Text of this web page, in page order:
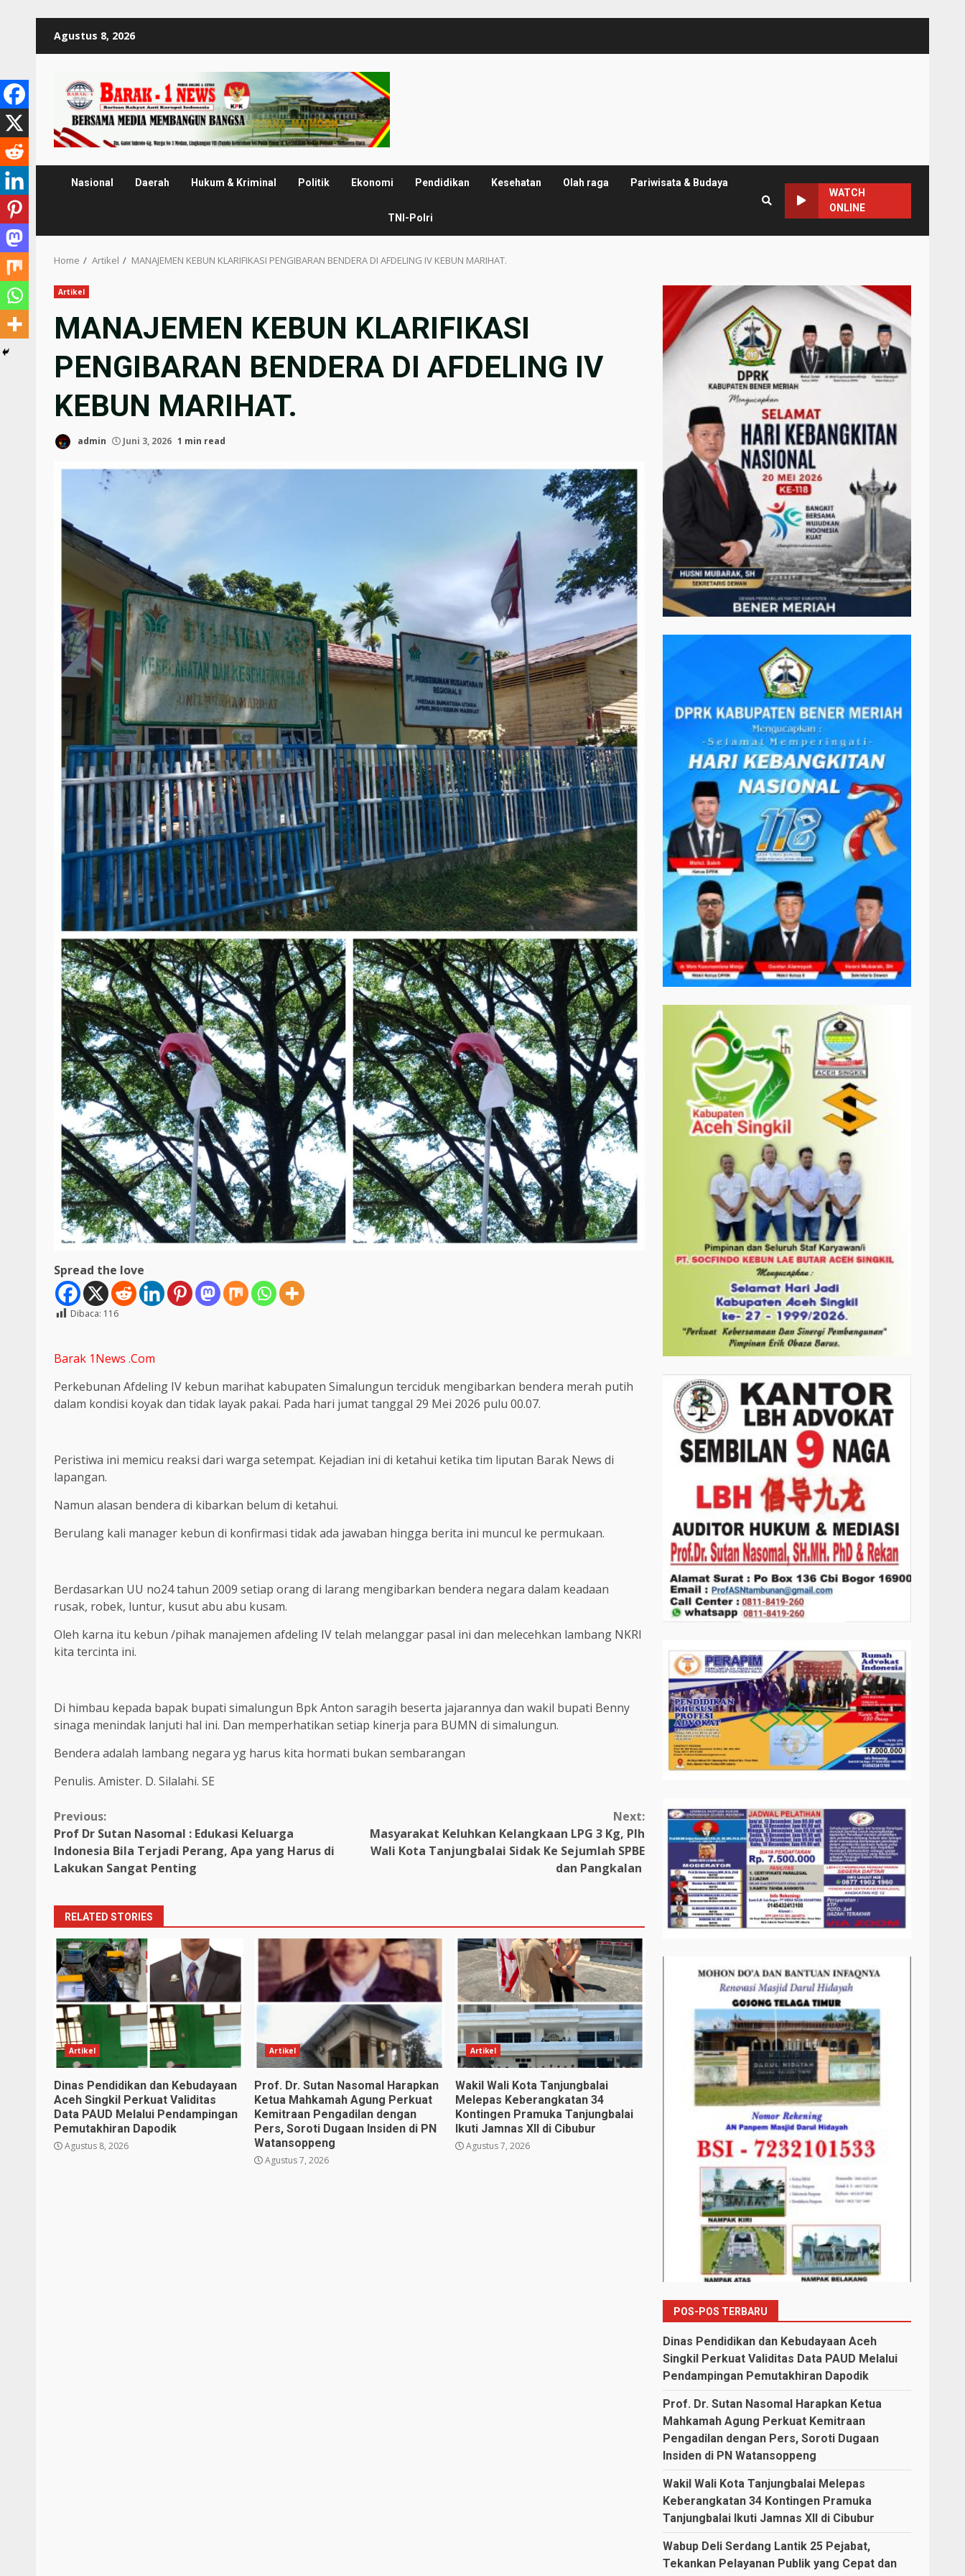
Agustus 8, 2026
Nasional Daerah Hukum & Kriminal Politik Ekonomi Pendidikan Kesehatan Olah raga Pariwisata & Budaya
TNI-Polri
WATCH
ONLINE
Home Artikel MANAJEMEN KEBUN KLARIFIKASI PENGIBARAN BENDERA DI AFDELING IV KEBUN MARIHAT.
Artikel
MANAJEMEN KEBUN KLARIFIKASI
PENGIBARAN BENDERA DI AFDELING IV
KEBUN MARIHAT.
admin Juni 3, 2026 1 min read
Spread the love
Dibaca: 116
Barak 1News .Com
Perkebunan Afdeling IV kebun marihat kabupaten Simalungun terciduk mengibarkan bendera merah putih
dalam kondisi koyak dan tidak layak pakai. Pada hari jumat tanggal 29 Mei 2026 pulu 00.07.
Peristiwa ini memicu reaksi dari warga setempat. Kejadian ini di ketahui ketika tim liputan Barak News di
lapangan.
Namun alasan bendera di kibarkan belum di ketahui.
Berulang kali manager kebun di konfirmasi tidak ada jawaban hingga berita ini muncul ke permukaan.
Berdasarkan UU no24 tahun 2009 setiap orang di larang mengibarkan bendera negara dalam keadaan
rusak, robek, luntur, kusut abu abu kusam.
Oleh karna itu kebun /pihak manajemen afdeling IV telah melanggar pasal ini dan melecehkan lambang NKRI
kita tercinta ini.
Di himbau kepada bapak bupati simalungun Bpk Anton saragih beserta jajarannya dan wakil bupati Benny
sinaga menindak lanjuti hal ini. Dan memperhatikan setiap kinerja para BUMN di simalungun.
Bendera adalah lambang negara yg harus kita hormati bukan sembarangan
Penulis. Amister. D. Silalahi. SE
Continue
Reading
Previous:
Prof Dr Sutan Nasomal : Edukasi Keluarga
Indonesia Bila Terjadi Perang, Apa yang Harus di
Lakukan Sangat Penting
Next:
Masyarakat Keluhkan Kelangkaan LPG 3 Kg, Plh
Wali Kota Tanjungbalai Sidak Ke Sejumlah SPBE
dan Pangkalan
RELATED STORIES
Artikel
Dinas Pendidikan dan Kebudayaan
Aceh Singkil Perkuat Validitas
Data PAUD Melalui Pendampingan
Pemutakhiran Dapodik
Agustus 8, 2026
Artikel
Prof. Dr. Sutan Nasomal Harapkan
Ketua Mahkamah Agung Perkuat
Kemitraan Pengadilan dengan
Pers, Soroti Dugaan Insiden di PN
Watansoppeng
Agustus 7, 2026
Artikel
Wakil Wali Kota Tanjungbalai
Melepas Keberangkatan 34
Kontingen Pramuka Tanjungbalai
Ikuti Jamnas XII di Cibubur
Agustus 7, 2026
POS-POS TERBARU
Dinas Pendidikan dan Kebudayaan Aceh
Singkil Perkuat Validitas Data PAUD Melalui
Pendampingan Pemutakhiran Dapodik
Prof. Dr. Sutan Nasomal Harapkan Ketua
Mahkamah Agung Perkuat Kemitraan
Pengadilan dengan Pers, Soroti Dugaan
Insiden di PN Watansoppeng
Wakil Wali Kota Tanjungbalai Melepas
Keberangkatan 34 Kontingen Pramuka
Tanjungbalai Ikuti Jamnas XII di Cibubur
Wabup Deli Serdang Lantik 25 Pejabat,
Tekankan Pelayanan Publik yang Cepat dan